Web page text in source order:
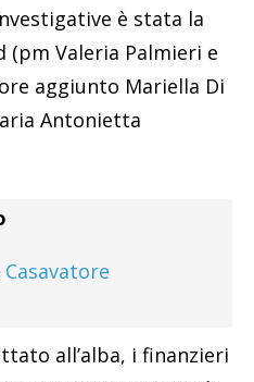
è stata la
(pm Valeria Palmieri e
aggiunto Mariella Di
Antonietta
all’alba, i finanzieri